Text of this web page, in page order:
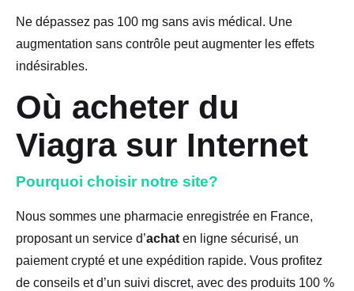
Ne dépassez pas 100 mg sans avis médical. Une
augmentation sans contrôle peut augmenter les effets
indésirables.
Où acheter du
Viagra sur Internet
Pourquoi choisir notre site?
Nous sommes une pharmacie enregistrée en France,
proposant un service d’achat en ligne sécurisé, un
paiement crypté et une expédition rapide. Vous profitez
de conseils et d’un suivi discret, avec des produits 100 %